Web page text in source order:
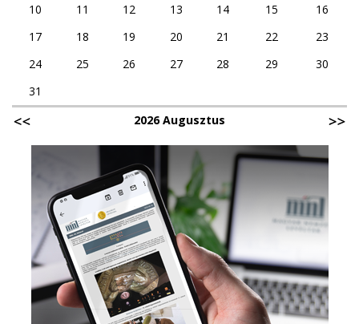
10
11 12 13 14 15
16
17
18 19 20 21 22
23
24
25 26 27 28 29
30
31
2026 Augusztus